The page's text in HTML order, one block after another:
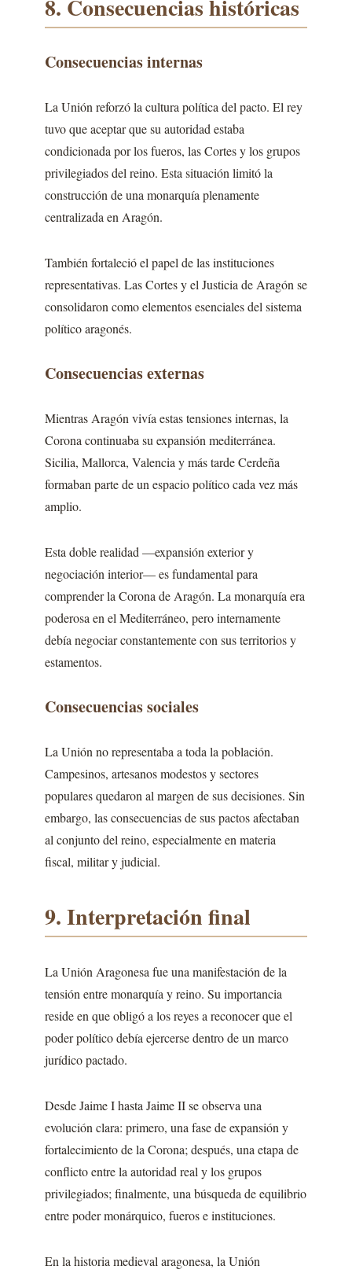
8. Consecuencias históricas
Consecuencias internas
La Unión reforzó la cultura política del pacto. El rey
tuvo que aceptar que su autoridad estaba
condicionada por los fueros, las Cortes y los grupos
privilegiados del reino. Esta situación limitó la
construcción de una monarquía plenamente
centralizada en Aragón.
También fortaleció el papel de las instituciones
representativas. Las Cortes y el Justicia de Aragón se
consolidaron como elementos esenciales del sistema
político aragonés.
Consecuencias externas
Mientras Aragón vivía estas tensiones internas, la
Corona continuaba su expansión mediterránea.
Sicilia, Mallorca, Valencia y más tarde Cerdeña
formaban parte de un espacio político cada vez más
amplio.
Esta doble realidad —expansión exterior y
negociación interior— es fundamental para
comprender la Corona de Aragón. La monarquía era
poderosa en el Mediterráneo, pero internamente
debía negociar constantemente con sus territorios y
estamentos.
Consecuencias sociales
La Unión no representaba a toda la población.
Campesinos, artesanos modestos y sectores
populares quedaron al margen de sus decisiones. Sin
embargo, las consecuencias de sus pactos afectaban
al conjunto del reino, especialmente en materia
fiscal, militar y judicial.
9. Interpretación final
La Unión Aragonesa fue una manifestación de la
tensión entre monarquía y reino. Su importancia
reside en que obligó a los reyes a reconocer que el
poder político debía ejercerse dentro de un marco
jurídico pactado.
Desde Jaime I hasta Jaime II se observa una
evolución clara: primero, una fase de expansión y
fortalecimiento de la Corona; después, una etapa de
conflicto entre la autoridad real y los grupos
privilegiados; finalmente, una búsqueda de equilibrio
entre poder monárquico, fueros e instituciones.
En la historia medieval aragonesa, la Unión